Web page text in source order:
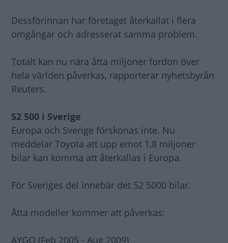
Dessförinnan har företaget återkallat i flera
omgångar och adresserat samma problem.
Totalt kan nu nära åtta miljoner fordon över
hela världen påverkas, rapporterar nyhetsbyrån
Reuters.
52 500 i Sverige
Europa och Sverige förskonas inte. Nu
meddelar Toyota att upp emot 1,8 miljoner
bilar kan komma att återkallas i Europa.
För Sveriges del innebär det 52 5000 bilar.
Åtta modeller kommer att påverkas:
AYGO (Feb 2005 - Aug 2009)